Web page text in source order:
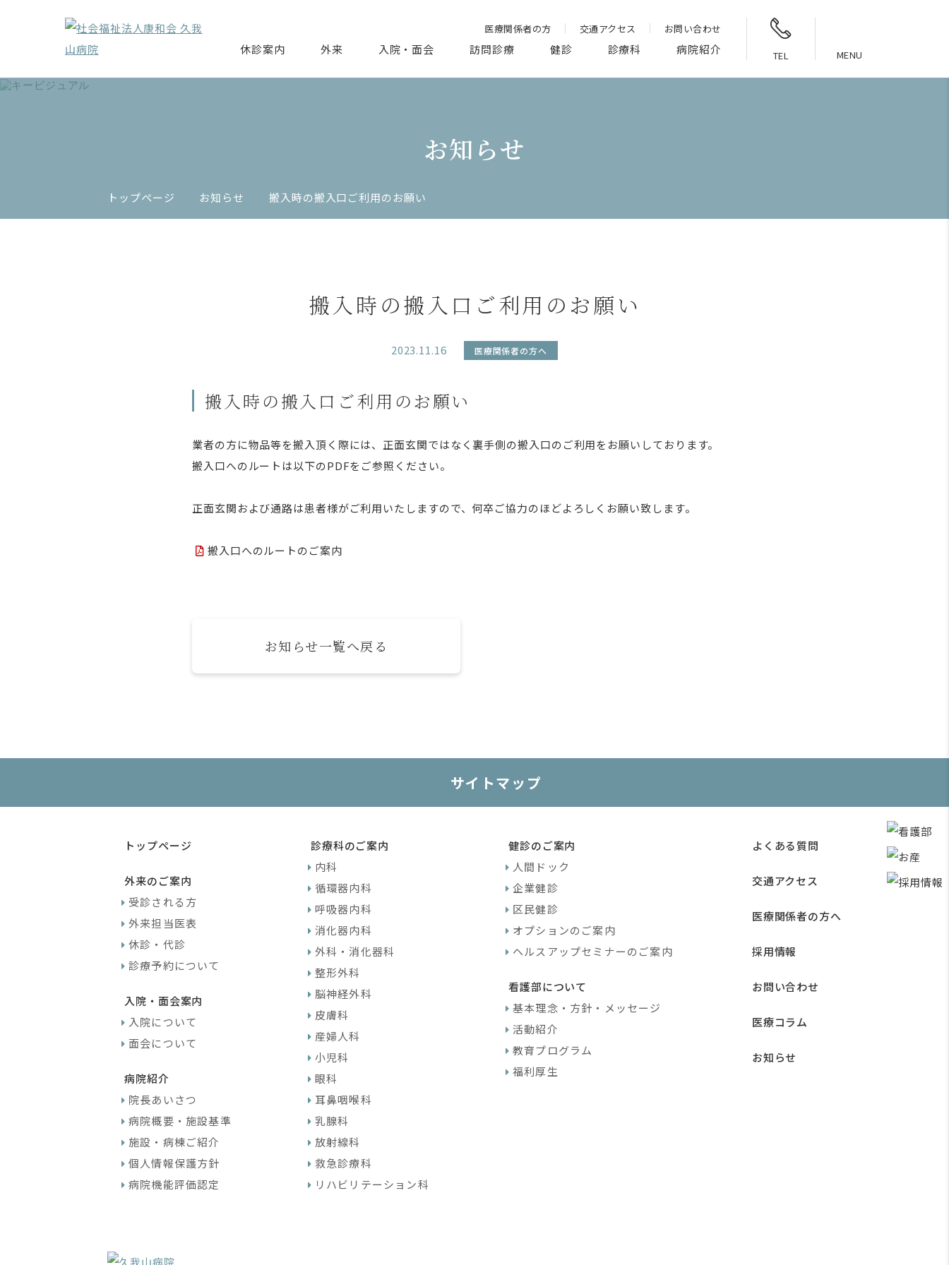
医療関係者の方 交通アクセス お問い合わせ
休診案内 外来 入院・面会 訪問診療 健診 診療科 病院紹介 TEL MENU
お知らせ
トップページ お知らせ 搬入時の搬入口ご利用のお願い
搬入時の搬入口ご利用のお願い
2023.11.16 医療関係者の方へ
搬入時の搬入口ご利用のお願い
業者の方に物品等を搬入頂く際には、正面玄関ではなく裏手側の搬入口のご利用をお願いしております。
搬入口へのルートは以下のPDFをご参照ください。
正面玄関および通路は患者様がご利用いたしますので、何卒ご協力のほどよろしくお願い致します。
搬入口へのルートのご案内
お知らせ一覧へ戻る
サイトマップ
トップページ
外来のご案内
受診される方
外来担当医表
休診・代診
診療予約について
入院・面会案内
入院について
面会について
病院紹介
院長あいさつ
病院概要・施設基準
施設・病棟ご紹介
個人情報保護方針
病院機能評価認定
診療科のご案内
内科
循環器内科
呼吸器内科
消化器内科
外科・消化器科
整形外科
脳神経外科
皮膚科
産婦人科
小児科
眼科
耳鼻咽喉科
乳腺科
放射線科
救急診療科
リハビリテーション科
健診のご案内
人間ドック
企業健診
区民健診
オプションのご案内
ヘルスアップセミナーのご案内
看護部について
基本理念・方針・メッセージ
活動紹介
教育プログラム
福利厚生
よくある質問
交通アクセス
医療関係者の方へ
採用情報
お問い合わせ
医療コラム
お知らせ